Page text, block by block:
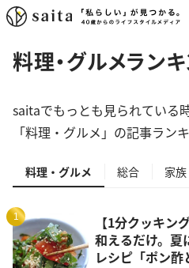
料理・グルメラン
saitaでもっとも見られている
「料理・グルメ」の記事ラン
料理・グルメ 総合 家
1
【1分クッキン
和えるだけ。夏
レシピ「ポン酢